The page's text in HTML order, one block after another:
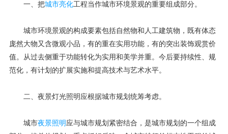
一、把城市亮化工程当作城市环境景观的重要组成部分。
城市环境景观的构成要素包括自然物和人工建筑物，既有体态
庞然大物又含微观小品，有的重在实用功能，有的突出装饰观赏价
值。从过去侧重于功能转化为实用和美学并重。今后要持续性、规
范化，有计划的扩展实施和提高技术与艺术水平。
二、夜景灯光照明应根据城市规划统筹考虑。
城市夜景照明 应与城市规划紧密结合，是城市规划的一个组成